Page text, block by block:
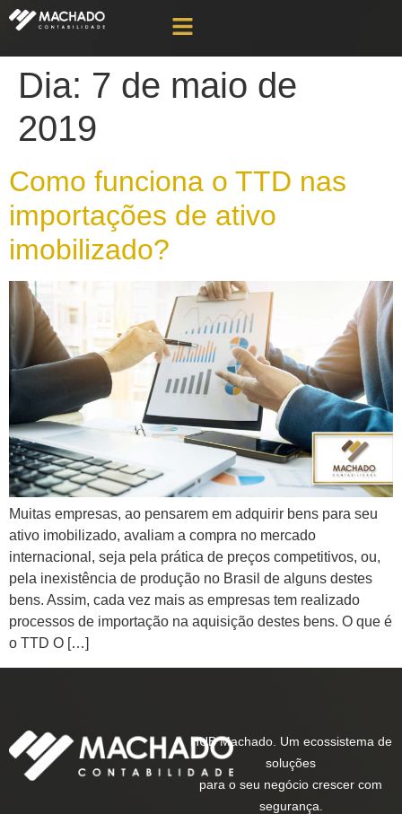
Dia: 7 de maio de
2019
Como funciona o TTD nas
importações de ativo
imobilizado?
Muitas empresas, ao pensarem em adquirir bens para seu
ativo imobilizado, avaliam a compra no mercado
internacional, seja pela prática de preços competitivos, ou,
pela inexistência de produção no Brasil de alguns destes
bens. Assim, cada vez mais as empresas tem realizado
processos de importação na aquisição destes bens. O que é
o TTD O […]
HUB Machado. Um ecossistema de
soluções
para o seu negócio crescer com
segurança.